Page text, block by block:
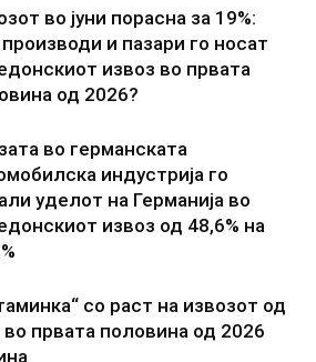
во јуни порасна за 19%:
и пазари го носат
извоз во првата
од 2026?
во германската
индустрија го
уделот на Германија во
извоз од 48,6% на
со раст на извозот од
во првата половина од 2026